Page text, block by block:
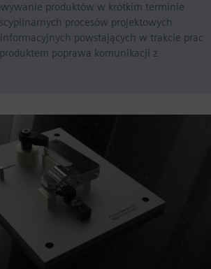
produktów w krótkim terminie
procesów projektowych
powstających w trakcie prac
poprawa komunikacji z